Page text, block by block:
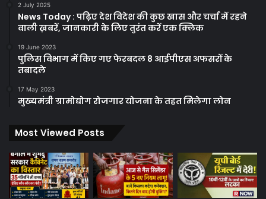
2 July 2025
News Today : पढ़िए देश विदेश की कुछ खास और चर्चा में रहने
वाली ख़बरें, जानकारी के लिए तुरंत करें एक क्लिक
19 June 2023
पुलिस विभाग में किए गए फेरबदल 8 आईपीएस अफसरों के
तबादले
17 May 2023
मुख्यमंत्री ग्रामोद्योग रोजगार योजना के तहत मिलेगा लोन
Most Viewed Posts